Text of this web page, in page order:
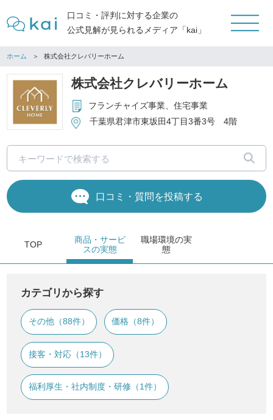
口コミ・評判に対する企業の
公式見解が見られるメディア「kai」
ホーム 株式会社クレバリーホーム
株式会社クレバリーホーム
フランチャイズ事業、住宅事業
千葉県君津市東坂田4丁目3番3号 4階
口コミ・質問を投稿する
TOP
商品・サービ
スの実態
職場環境の実
態
カテゴリから探す
その他（88件） 価格（8件）
接客・対応（13件）
福利厚生・社内制度・研修（1件）